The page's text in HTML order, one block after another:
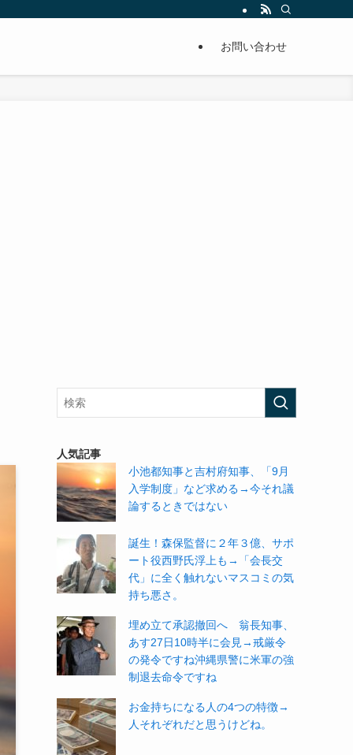
痩せることが出来るように分かりやすくまとめています。
お問い合わせ
人気記事
小池都知事と吉村府知事、「9月
入学制度」など求める→今それ議
論するときではない
誕生！森保監督に２年３億、サポ
ート役西野氏浮上も→「会長交
代」に全く触れないマスコミの気
持ち悪さ。
埋め立て承認撤回へ 翁長知事、
あす27日10時半に会見→戒厳令
の発令ですね沖縄県警に米軍の強
制退去命令ですね
お金持ちになる人の4つの特徴→
人それぞれだと思うけどね。